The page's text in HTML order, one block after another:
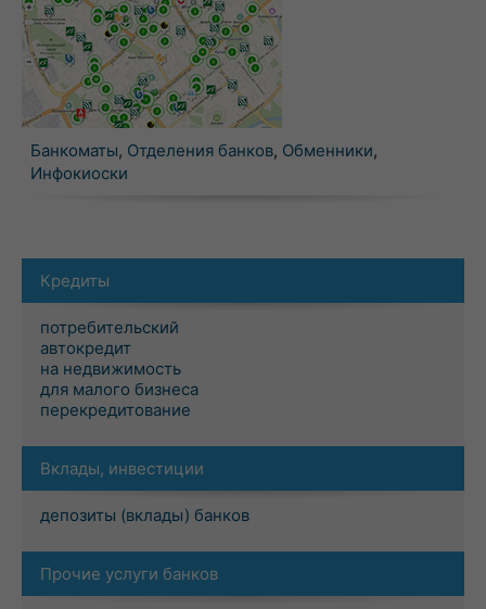
Банкоматы, Отделения банков, Обменники,
Инфокиоски
Кредиты
потребительский
автокредит
на недвижимость
для малого бизнеса
перекредитование
Вклады, инвестиции
депозиты (вклады) банков
Прочие услуги банков